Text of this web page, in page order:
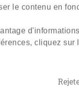
Carafe
le contenu en
cliquez sur